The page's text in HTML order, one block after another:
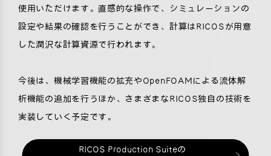
使用いただけます。直感的な操作で、シミュレーションの
設定や結果の確認を行うことができ、計算はRICOSが用意
した潤沢な計算資源で行われます。
今後は、機械学習機能の拡充やOpenFOAMによる流体解
析機能の追加を行うほか、さまざまなRICOS独自の技術を
実装していく予定です。
RICOS Production Suiteの